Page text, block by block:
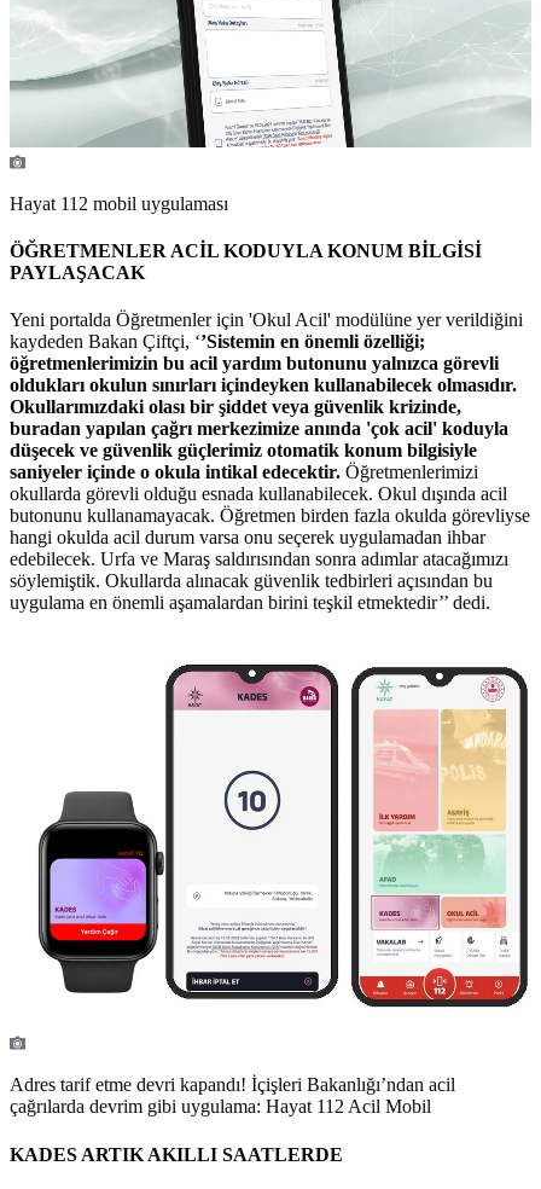
Hayat 112 mobil uygulaması
ÖĞRETMENLER ACİL KODUYLA KONUM BİLGİSİ
PAYLAŞACAK
Yeni portalda Öğretmenler için 'Okul Acil' modülüne yer verildiğini
kaydeden Bakan Çiftçi, ‘’Sistemin en önemli özelliği;
öğretmenlerimizin bu acil yardım butonunu yalnızca görevli
oldukları okulun sınırları içindeyken kullanabilecek olmasıdır.
Okullarımızdaki olası bir şiddet veya güvenlik krizinde,
buradan yapılan çağrı merkezimize anında 'çok acil' koduyla
düşecek ve güvenlik güçlerimiz otomatik konum bilgisiyle
saniyeler içinde o okula intikal edecektir. Öğretmenlerimizi
okullarda görevli olduğu esnada kullanabilecek. Okul dışında acil
butonunu kullanamayacak. Öğretmen birden fazla okulda görevliyse
hangi okulda acil durum varsa onu seçerek uygulamadan ihbar
edebilecek. Urfa ve Maraş saldırısından sonra adımlar atacağımızı
söylemiştik. Okullarda alınacak güvenlik tedbirleri açısından bu
uygulama en önemli aşamalardan birini teşkil etmektedir’’ dedi.
Adres tarif etme devri kapandı! İçişleri Bakanlığı’ndan acil
çağrılarda devrim gibi uygulama: Hayat 112 Acil Mobil
KADES ARTIK AKILLI SAATLERDE